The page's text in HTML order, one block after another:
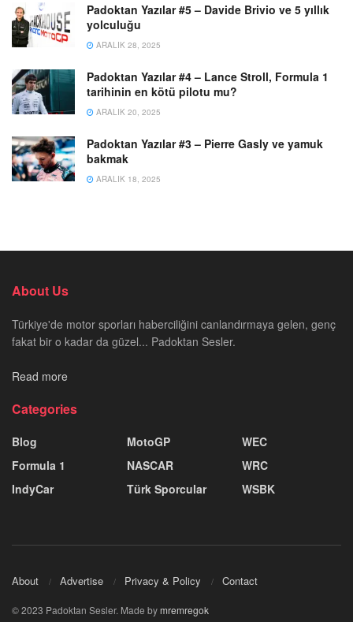
Padoktan Yazılar #5 – Davide Brivio ve 5 yıllık
yolculuğu
ARALIK 28, 2025
Padoktan Yazılar #4 – Lance Stroll, Formula 1
tarihinin en kötü pilotu mu?
ARALIK 20, 2025
Padoktan Yazılar #3 – Pierre Gasly ve yamuk
bakmak
ARALIK 18, 2025
About Us
Türkiye'de motor sporları haberciliğini canlandırmaya gelen, genç
fakat bir o kadar da güzel... Padoktan Sesler.
Read more
Categories
Blog
Formula 1
IndyCar
MotoGP
NASCAR
Türk Sporcular
WEC
WRC
WSBK
About Advertise Privacy & Policy Contact
© 2023 Padoktan Sesler. Made bymremregok